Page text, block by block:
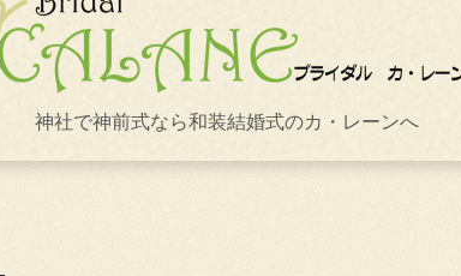
神社で神前式なら和装結婚式のカ・レーンへ